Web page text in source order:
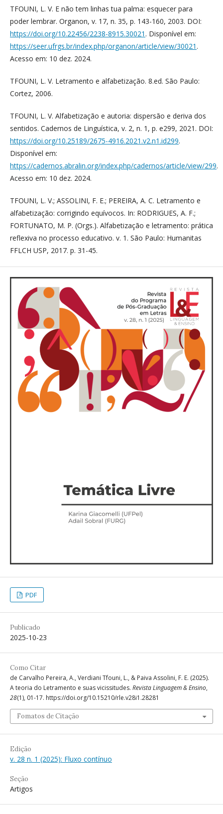
TFOUNI, L. V. E não tem linhas tua palma: esquecer para
poder lembrar. Organon, v. 17, n. 35, p. 143-160, 2003. DOI:
https://doi.org/10.22456/2238-8915.30021 . Disponível em:
https://seer.ufrgs.br/index.php/organon/article/view/30021 .
Acesso em: 10 dez. 2024.
TFOUNI, L. V. Letramento e alfabetização. 8.ed. São Paulo:
Cortez, 2006.
TFOUNI, L. V. Alfabetização e autoria: dispersão e deriva dos
sentidos. Cadernos de Linguística, v. 2, n. 1, p. e299, 2021. DOI:
https://doi.org/10.25189/2675-4916.2021.v2.n1.id299.
Disponível em:
https://cadernos.abralin.org/index.php/cadernos/article/view/299.
Acesso em: 10 dez. 2024.
TFOUNI, L. V.; ASSOLINI, F. E.; PEREIRA, A. C. Letramento e
alfabetização: corrigindo equívocos. In: RODRIGUES, A. F.;
FORTUNATO, M. P. (Orgs.). Alfabetização e letramento: prática
reflexiva no processo educativo. v. 1. São Paulo: Humanitas
FFLCH USP, 2017. p. 31-45.
PDF
Publicado
2025-10-23
Como Citar
de Carvalho Pereira, A., Verdiani Tfouni, L., & Paiva Assolini, F. E. (2025).
A teoria do Letramento e suas vicissitudes. Revista Linguagem & Ensino,
28(1), 01-17. https://doi.org/10.15210/rle.v28i1.28281
Fomatos de Citação
Edição
v. 28 n. 1 (2025): Fluxo contínuo
Seção
Artigos